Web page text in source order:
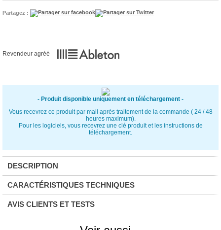
Partagez :
Revendeur agréé
- Produit disponible uniquement en téléchargement -
Vous recevrez ce produit par mail après traitement de la commande ( 24 / 48
heures maximum).
Pour les logiciels, vous recevrez une clé produit et les instructions de
téléchargement.
DESCRIPTION
CARACTÉRISTIQUES TECHNIQUES
AVIS CLIENTS ET TESTS